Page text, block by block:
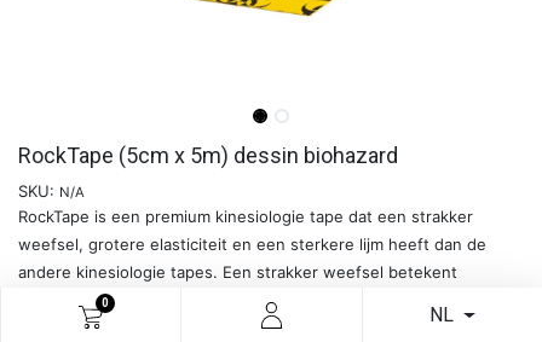
0
NL
RockTape (5cm x 5m) dessin biohazard
SKU: N/A
RockTape is een premium kinesiologie tape dat een strakker
weefsel, grotere elasticiteit en een sterkere lijm heeft dan de
andere kinesiologie tapes. Een strakker weefsel betekent
verbeterde ondersteuning voor spieren en gewrichten. Extra
elasticiteit bevordert het ‘snap-back’, en helpt spieren efficiënter